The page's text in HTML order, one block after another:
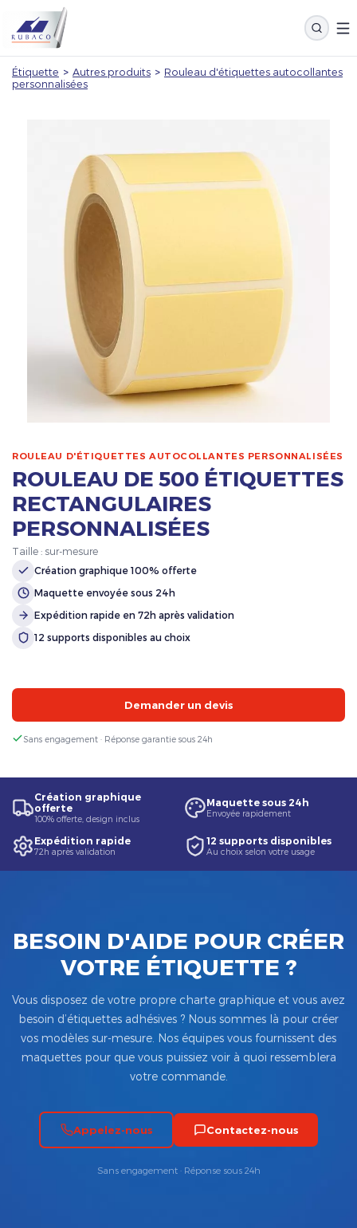
Étiquette > Autres produits > Rouleau d'étiquettes autocollantes
personnalisées
ROULEAU D'ÉTIQUETTES AUTOCOLLANTES PERSONNALISÉES
ROULEAU DE 500 ÉTIQUETTES
RECTANGULAIRES
PERSONNALISÉES
Taille : sur-mesure
Création graphique 100% offerte
Maquette envoyée sous 24h
Expédition rapide en 72h après validation
12 supports disponibles au choix
Demander un devis
Sans engagement · Réponse garantie sous 24h
Création graphique
offerte
100% offerte, design inclus
Maquette sous 24h
Envoyée rapidement
Expédition rapide
72h après validation
12 supports disponibles
Au choix selon votre usage
BESOIN D'AIDE POUR CRÉER
VOTRE ÉTIQUETTE ?
Vous disposez de votre propre charte graphique et vous avez
besoin d’étiquettes adhésives ? Nous sommes là pour créer
vos modèles sur-mesure. Nos équipes vous fournissent des
maquettes pour que vous puissiez voir à quoi ressemblera
votre commande.
Appelez-nous Contactez-nous
Sans engagement · Réponse sous 24h